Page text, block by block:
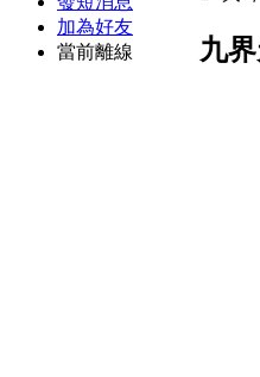
加為好友
當前離線
九